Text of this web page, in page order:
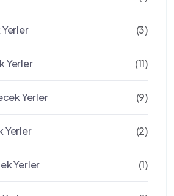
(3)
Yerler (11)
Yerler (9)
Yerler (2)
Yerler (1)